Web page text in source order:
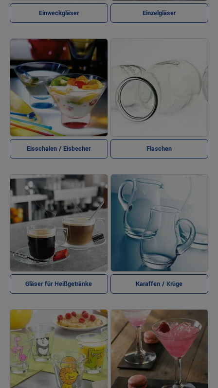
Einweckgläser Einzelgläser
Eisschalen / Eisbecher Flaschen
Gläser für Heißgetränke Karaffen / Krüge